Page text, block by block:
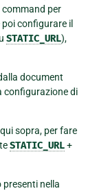
per
poi configurare il
STATIC_URL),
document
configurazione di
sopra, per fare
STATIC_URL+
presenti nella